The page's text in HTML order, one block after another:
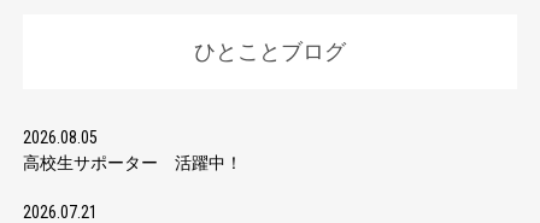
ひとことブログ
2026.08.05
高校生サポーター 活躍中！
2026.07.21